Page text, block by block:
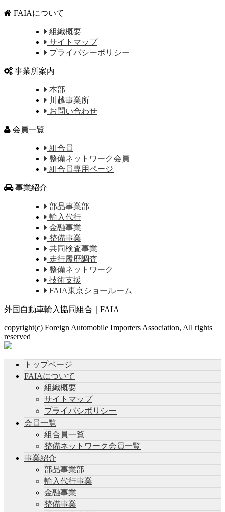
FAIAについて
組織概要
サイトマップ
プライバシーポリシー
事業所案内
本部
川越事業所
お問い合わせ
会員一覧
組合員
整備ネットワーク会員
組合員専用ページ
事業紹介
部品事業部
輸入代行
金融事業
整備事業
共同検査事業
走行履歴調査
整備ネットワーク
技術支援
FAIA東京ショールーム
外国自動車輸入協同組合｜FAIA
copyright(c) Foreign Automobile Importers Association, All rights
reserved
トップページ
FAIAについて
組織概要
サイトマップ
プライバシポリシー
会員一覧
組合員一覧
整備ネットワーク会員一覧
事業紹介
部品事業部
輸入代行事業
金融事業
整備事業